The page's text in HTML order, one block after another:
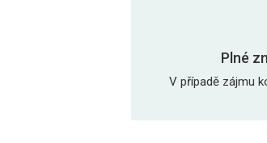
Plné
V případě zájmu